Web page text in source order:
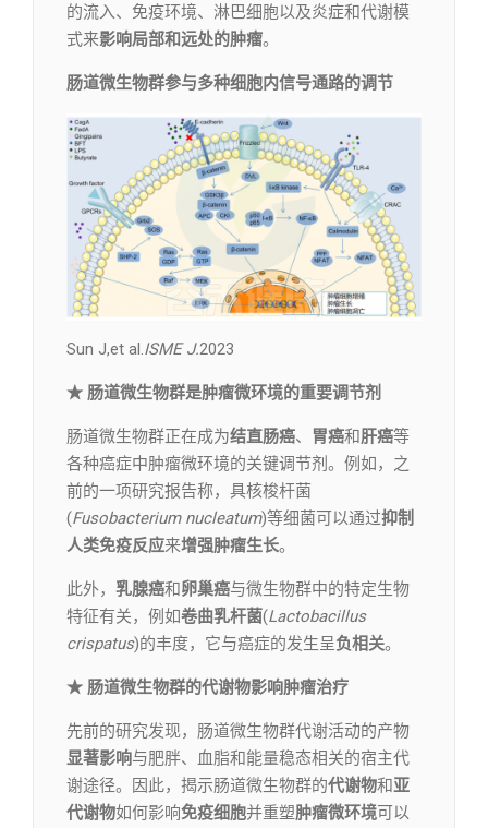
的流入、免疫环境、淋巴细胞以及炎症和代谢模
式来影响局部和远处的肿瘤。
肠道微生物群参与多种细胞内信号通路的调节
Sun J,et al.ISME J.2023
★ 肠道微生物群是肿瘤微环境的重要调节剂
肠道微生物群正在成为结直肠癌、 胃癌和肝癌等
各种癌症中肿瘤微环境的关键调节剂。例如，之
前的一项研究报告称，具核梭杆菌
(Fusobacterium nucleatum)等细菌可以通过抑制
人类免疫反应来增强肿瘤生长。
此外， 乳腺癌和卵巢癌与微生物群中的特定生物
特征有关，例如卷曲乳杆菌(Lactobacillus
crispatus)的丰度，它与癌症的发生呈负相关。
★ 肠道微生物群的代谢物影响肿瘤治疗
先前的研究发现，肠道微生物群代谢活动的产物
显著影响与肥胖、血脂和能量稳态相关的宿主代
谢途径。因此，揭示肠道微生物群的代谢物和亚
代谢物如何影响免疫细胞并重塑肿瘤微环境可以